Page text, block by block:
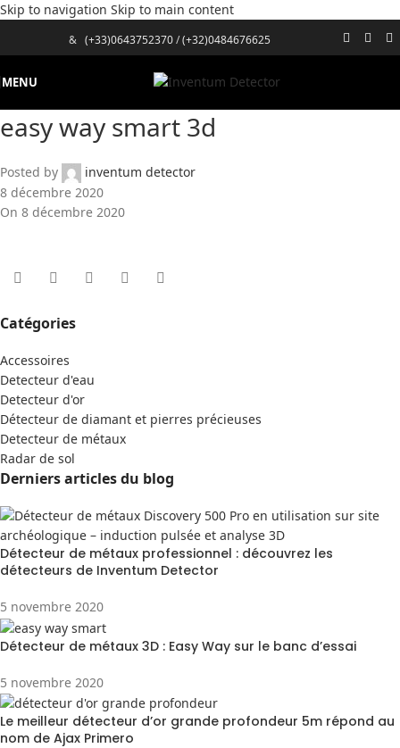
Skip to navigation Skip to main content
& (+33)0643752370/(+32)0484676625
MENU
easy way smart 3d
Posted by
inventum detector
8 décembre 2020
On 8 décembre 2020
Catégories
Accessoires
Detecteur d'eau
Detecteur d'or
Détecteur de diamant et pierres précieuses
Detecteur de métaux
Radar de sol
Derniers articles du blog
Détecteur de métaux professionnel : découvrez les
détecteurs de Inventum Detector
5 novembre 2020
Détecteur de métaux 3D : Easy Way sur le banc d’essai
5 novembre 2020
Le meilleur détecteur d’or grande profondeur 5m répond au
nom de Ajax Primero